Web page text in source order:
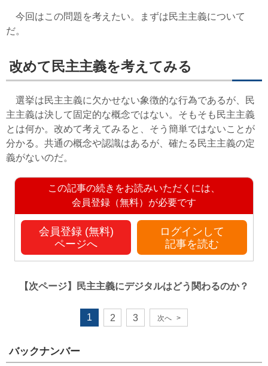
今回はこの問題を考えたい。まずは民主主義について
だ。
改めて民主主義を考えてみる
選挙は民主主義に欠かせない象徴的な行為であるが、民
主主義は決して固定的な概念ではない。そもそも民主主義
とは何か。改めて考えてみると、そう簡単ではないことが
分かる。共通の概念や認識はあるが、確たる民主主義の定
義がないのだ。
この記事の続きをお読みいただくには、
会員登録（無料）が必要です
会員登録 (無料)
ページへ
ログインして
記事を読む
【次ページ】 民主主義にデジタルはどう関わるのか？
1 2 3 次へ >
バックナンバー